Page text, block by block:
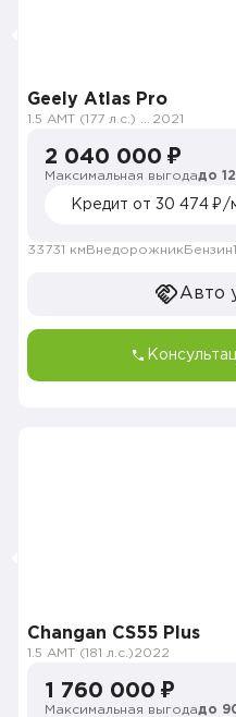
Geely Atlas Pro
2021
2 040 000 ₽
Максимальная выгодадо
Кредит от 30 474 ₽/
33731 км Внедорожник Бензин
Авто
Changan CS55 Plus
1.5 AMT (181 л.с.)2022
1 760 000 ₽
Максимальная выгодадо